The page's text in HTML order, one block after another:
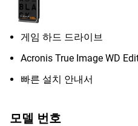
게임 하드 드라이브
Acronis True Image WD
빠른 설치 안내서
모델 번호